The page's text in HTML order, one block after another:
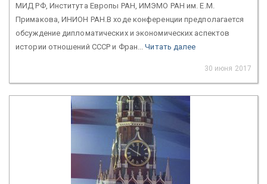
МИД РФ, Института Европы РАН, ИМЭМО РАН им. Е.М.
Примакова, ИНИОН РАН.В ходе конференции предполагается
обсуждение дипломатических и экономических аспектов
истории отношений СССР и Фран...Читать далее
30 июня 2017